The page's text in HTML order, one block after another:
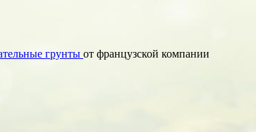
грунты от французской компании